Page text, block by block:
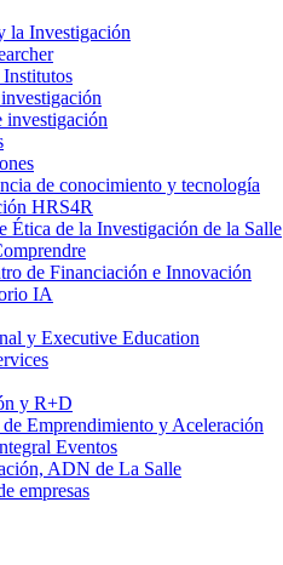
la Investigación
investigación
de conocimiento y tecnología
HRS4R
Ética de la Investigación de la Salle
de Financiación e Innovación
IA
y Executive Education
y R+D
Emprendimiento y Aceleración
Eventos
ADN de La Salle
empresas